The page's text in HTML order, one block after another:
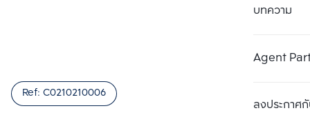
บทความ
Agent
ลงประกาศกั
Ref: C0210210006เปรียบเทียบ